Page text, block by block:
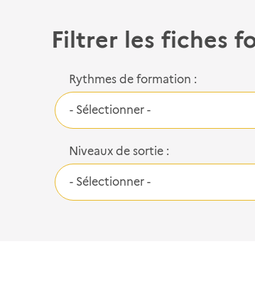
Filtrer les fiches
Rythmes de formation :
Niveaux de sortie :